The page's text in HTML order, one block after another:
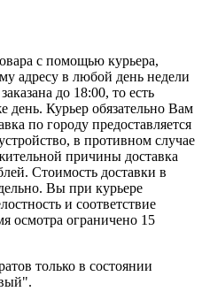
с помощью курьера,
адресу в любой день недели
до 18:00, то есть
день. Курьер обязательно Вам
по городу предоставляется
в противном случае
причины доставка
Стоимость доставки в
Вы при курьере
и соответствие
осмотра ограничено 15
только в состоянии